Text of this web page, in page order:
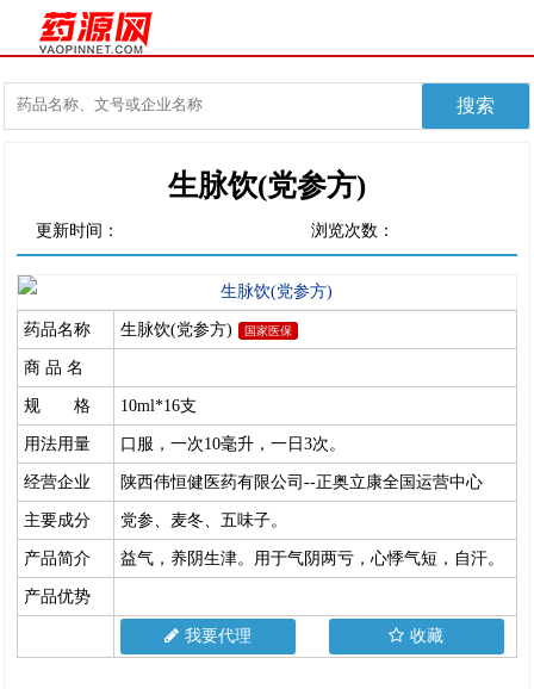
生脉饮(党参方)
更新时间： 浏览次数：
药品名称 生脉饮(党参方) 国家医保
商 品 名
规 格 10ml*16支
用法用量 口服，一次10毫升，一日3次。
经营企业 陕西伟恒健医药有限公司--正奥立康全国运营中心
主要成分 党参、麦冬、五味子。
产品简介 益气，养阴生津。用于气阴两亏，心悸气短，自汗。
产品优势
我要代理 收藏